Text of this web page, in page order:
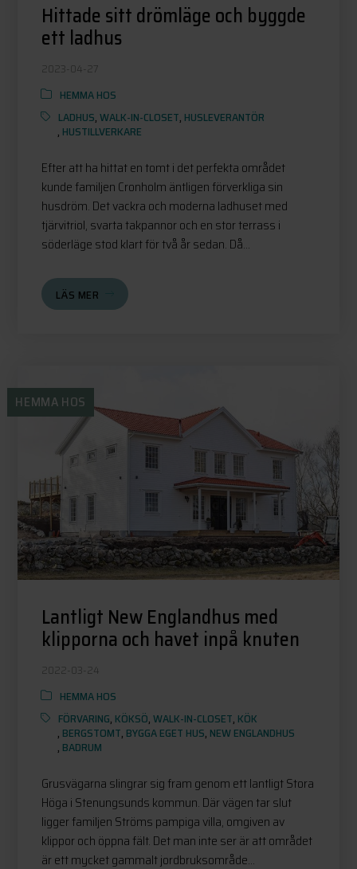
Hittade sitt drömläge och byggde
ett ladhus
2023-04-27
HEMMA HOS
LADHUS,WALK-IN-CLOSET, HUSLEVERANTÖR
, HUSTILLVERKARE
Efter att ha hittat en tomt i det perfekta området
kunde familjen Cronholm äntligen förverkliga sin
husdröm. Det vackra och moderna ladhuset med
tjärvitriol, svarta takpannor och en stor terrass i
söderläge stod klart för två år sedan. Då...
LÄS MER
HEMMA HOS
Lantligt New Englandhus med
klipporna och havet inpå knuten
2022-03-24
HEMMA HOS
FÖRVARING, KÖKSÖ,WALK-IN-CLOSET, KÖK
, BERGSTOMT, BYGGA EGET HUS, NEW ENGLANDHUS
, BADRUM
Grusvägarna slingrar sig fram genom ett lantligt Stora
Höga i Stenungsunds kommun. Där vägen tar slut
ligger familjen Ströms pampiga villa, omgiven av
klippor och öppna fält. Det man inte ser är att området
är ett mycket gammalt jordbruksområde...